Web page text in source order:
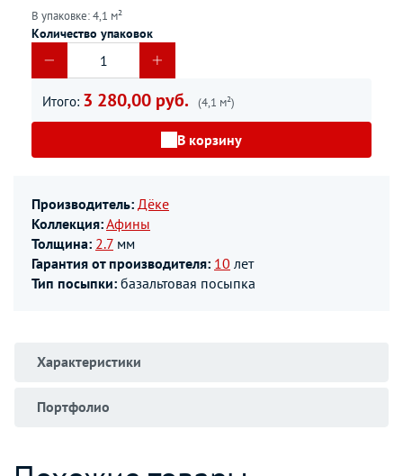
В упаковке: 4,1 м²
Количество упаковок
Итого: 3 280,00 руб. (4,1 м²)
В корзину
Производитель: Дёке
Коллекция:Афины
Толщина: 2.7 мм
Гарантия от производителя: 10 лет
Тип посыпки: базальтовая посыпка
Характеристики
Портфолио